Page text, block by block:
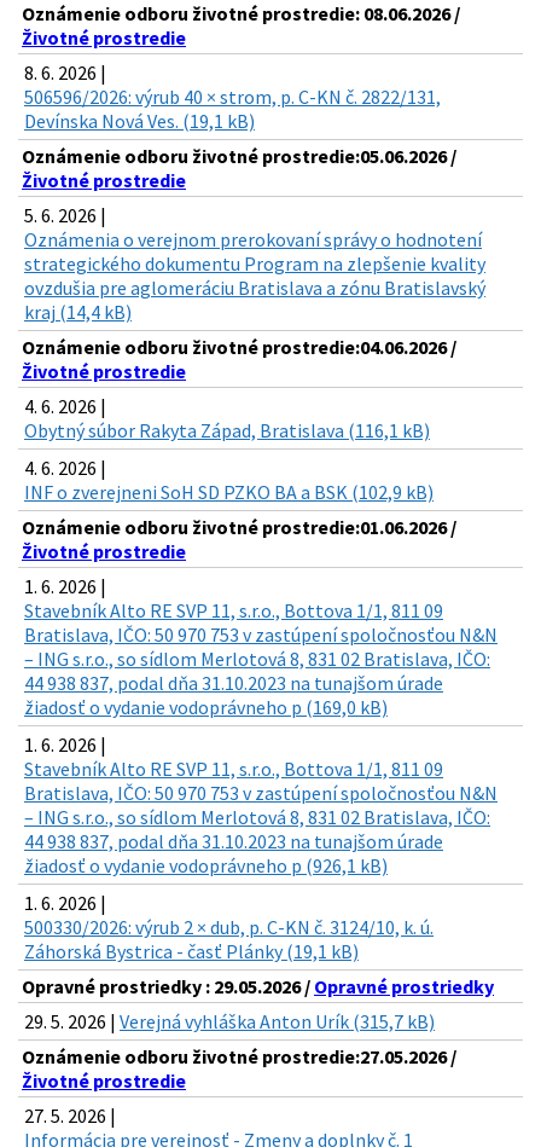
Oznámenie odboru životné prostredie: 08.06.2026 /
Životné prostredie
8. 6. 2026 |
506596/2026: výrub 40 × strom, p. C-KN č. 2822/131,
Devínska Nová Ves. (19,1 kB)
Oznámenie odboru životné prostredie:05.06.2026 /
Životné prostredie
5. 6. 2026 |
Oznámenia o verejnom prerokovaní správy o hodnotení
strategického dokumentu Program na zlepšenie kvality
ovzdušia pre aglomeráciu Bratislava a zónu Bratislavský
kraj (14,4 kB)
Oznámenie odboru životné prostredie:04.06.2026 /
Životné prostredie
4. 6. 2026 |
Obytný súbor Rakyta Západ, Bratislava (116,1 kB)
4. 6. 2026 |
INF o zverejneni SoH SD PZKO BA a BSK (102,9 kB)
Oznámenie odboru životné prostredie:01.06.2026 /
Životné prostredie
1. 6. 2026 |
Stavebník Alto RE SVP 11, s.r.o., Bottova 1/1, 811 09
Bratislava, IČO: 50 970 753 v zastúpení spoločnosťou N&N
– ING s.r.o., so sídlom Merlotová 8, 831 02 Bratislava, IČO:
44 938 837, podal dňa 31.10.2023 na tunajšom úrade
žiadosť o vydanie vodoprávneho p (169,0 kB)
1. 6. 2026 |
Stavebník Alto RE SVP 11, s.r.o., Bottova 1/1, 811 09
Bratislava, IČO: 50 970 753 v zastúpení spoločnosťou N&N
– ING s.r.o., so sídlom Merlotová 8, 831 02 Bratislava, IČO:
44 938 837, podal dňa 31.10.2023 na tunajšom úrade
žiadosť o vydanie vodoprávneho p (926,1 kB)
1. 6. 2026 |
500330/2026: výrub 2 × dub, p. C-KN č. 3124/10, k. ú.
Záhorská Bystrica - časť Plánky (19,1 kB)
Opravné prostriedky : 29.05.2026 / Opravné prostriedky
29. 5. 2026 | Verejná vyhláška Anton Urík (315,7 kB)
Oznámenie odboru životné prostredie:27.05.2026 /
Životné prostredie
27. 5. 2026 |
Informácia pre verejnosť - Zmeny a doplnky č. 1